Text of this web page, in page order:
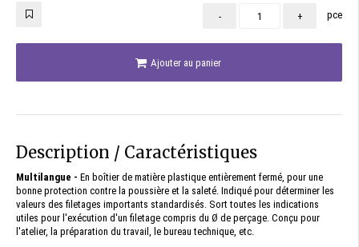
- + pce
Ajouter au panier
Description / Caractéristiques
Multilangue - En boîtier de matière plastique entièrement fermé, pour une
bonne protection contre la poussière et la saleté. Indiqué pour déterminer les
valeurs des filetages importants standardisés. Sort toutes les indications
utiles pour l'exécution d'un filetage compris du Ø de perçage. Conçu pour
l'atelier, la préparation du travail, le bureau technique, etc.